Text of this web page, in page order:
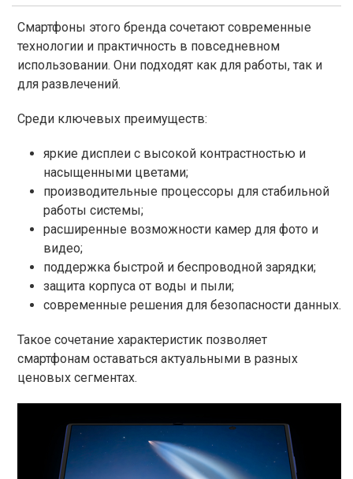
Смартфоны этого бренда сочетают современные
технологии и практичность в повседневном
использовании. Они подходят как для работы, так и
для развлечений.
Среди ключевых преимуществ:
яркие дисплеи с высокой контрастностью и
насыщенными цветами;
производительные процессоры для стабильной
работы системы;
расширенные возможности камер для фото и
видео;
поддержка быстрой и беспроводной зарядки;
защита корпуса от воды и пыли;
современные решения для безопасности данных.
Такое сочетание характеристик позволяет
смартфонам оставаться актуальными в разных
ценовых сегментах.